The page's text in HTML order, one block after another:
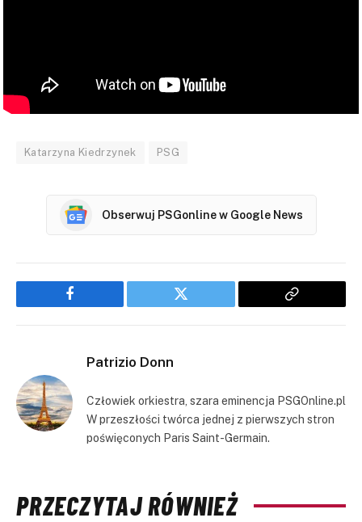
Katarzyna Kiedrzynek PSG
Obserwuj PSGonline w Google News
Facebook Twitter
Copy
Patrizio Donn
Człowiek orkiestra, szara eminencja PSGOnline.pl
W przeszłości twórca jednej z pierwszych stron
poświęconych Paris Saint-Germain.
PRZECZYTAJ RÓWNIEŻ